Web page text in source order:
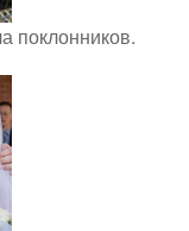
поклонников.